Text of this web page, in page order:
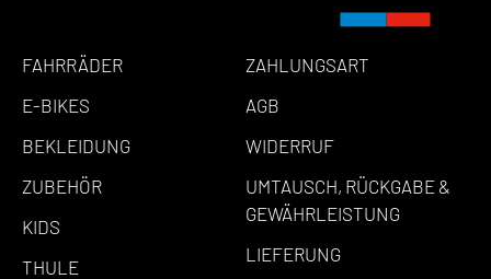
FAHRRÄDER
E-BIKES
BEKLEIDUNG
ZUBEHÖR
KIDS
THULE
ZAHLUNGSART
AGB
WIDERRUF
UMTAUSCH, RÜCKGABE &
GEWÄHRLEISTUNG
LIEFERUNG